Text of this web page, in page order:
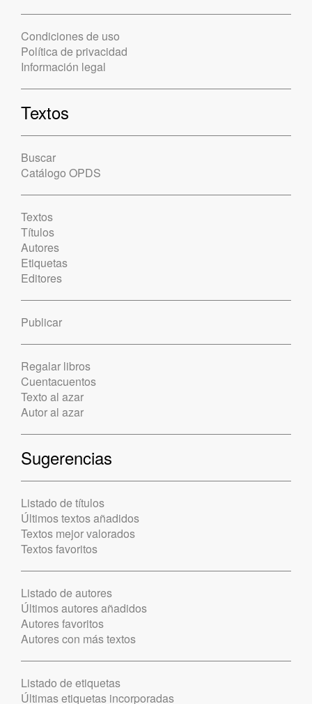
Condiciones de uso
Política de privacidad
Información legal
Textos
Buscar
Catálogo OPDS
Textos
Títulos
Autores
Etiquetas
Editores
Publicar
Regalar libros
Cuentacuentos
Texto al azar
Autor al azar
Sugerencias
Listado de títulos
Últimos textos añadidos
Textos mejor valorados
Textos favoritos
Listado de autores
Últimos autores añadidos
Autores favoritos
Autores con más textos
Listado de etiquetas
Últimas etiquetas incorporadas